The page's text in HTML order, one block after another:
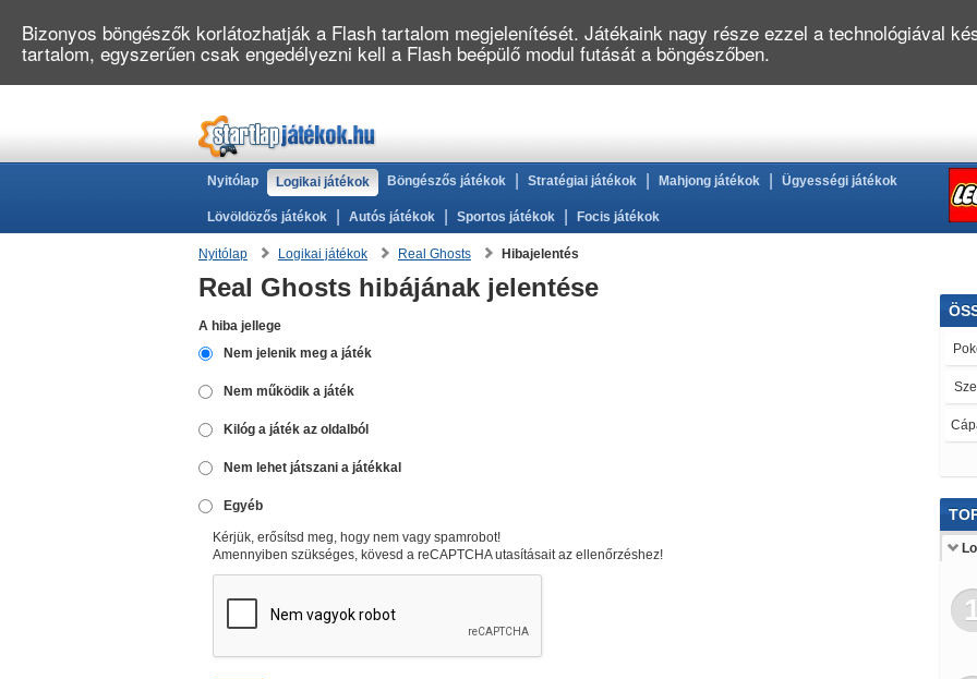
Nyitólap Logikai játékok Böngészős játékok Stratégiai játékok Mahjong játékok Ügyességi játékok
Lövöldözős játékok Autós játékok Sportos játékok Focis játékok
Nyitólap Logikai játékok Real Ghosts Hibajelentés
Real Ghosts hibájának jelentése
A hiba jellege
Nem jelenik meg a játék
Nem működik a játék
Kilóg a játék az oldalból
Nem lehet játszani a játékkal
Egyéb
Kérjük, erősítsd meg, hogy nem vagy spamrobot!
Amennyiben szükséges, kövesd a reCAPTCHA utasításait az ellenőrzéshez!
Bizonyos böngészők korlátozhatják a Flash tartalom megjelenítését. Játékaink nagy része ezzel a technológiával
tartalom, egyszerűen csak engedélyezni kell a Flash beépülő modul futását a böngészőben.